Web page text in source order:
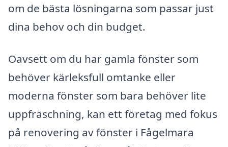
om de bästa lösningarna som passar just
dina behov och din budget.
Oavsett om du har gamla fönster som
behöver kärleksfull omtanke eller
moderna fönster som bara behöver lite
uppfräschning, kan ett företag med fokus
på renovering av fönster i Fågelmara